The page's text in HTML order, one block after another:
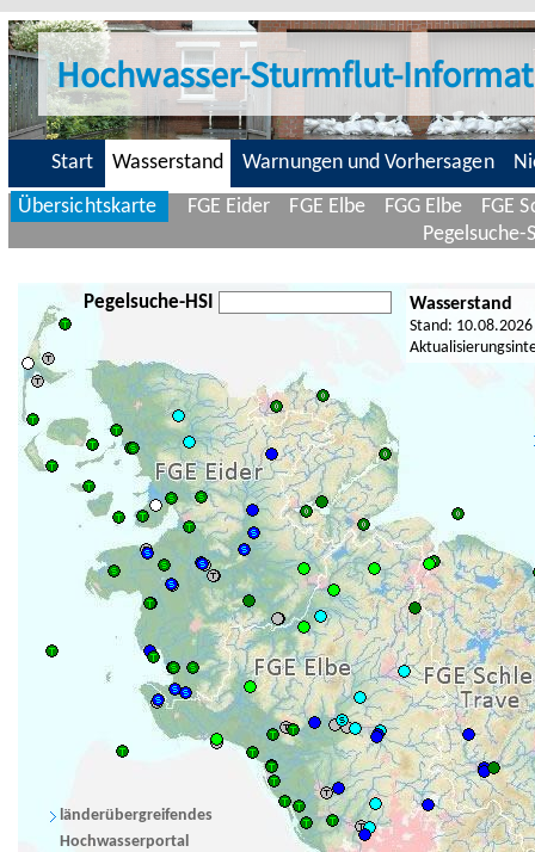
Hochwasser-Sturmflut-
Start Wasserstand Warnungen und Vorhersagen
Übersichtskarte
FGE Eider FGE Elbe FGG Elbe
FGE
Pegelsuche-
Pegelsuche-HSI Wasserstand
Stand:
länderübergreifendes
Hochwasserportal